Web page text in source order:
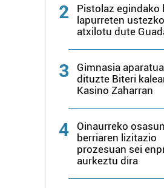
2
Pistolaz egindako
lapurreten
atxilotu dute
3
Gimnasia
dituzte Biteri
Kasino Zaharran
4
Oinaurreko
berriaren lizitazio
prozesuan sei
aurkeztu dira